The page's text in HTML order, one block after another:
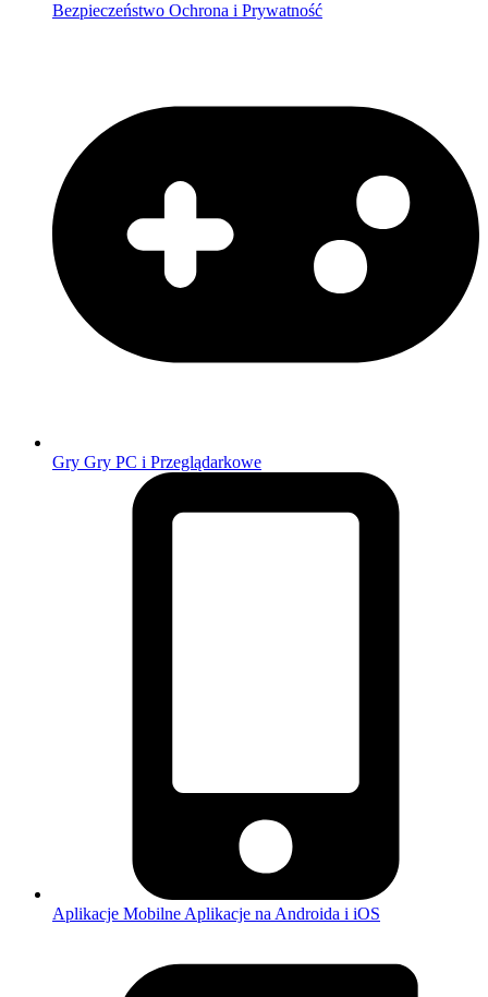
Bezpieczeństwo Ochrona i Prywatność
Gry Gry PC i Przeglądarkowe
Aplikacje Mobilne Aplikacje na Androida i iOS